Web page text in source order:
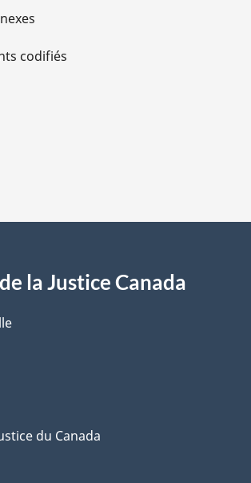
codifiés
la Justice Canada
du Canada